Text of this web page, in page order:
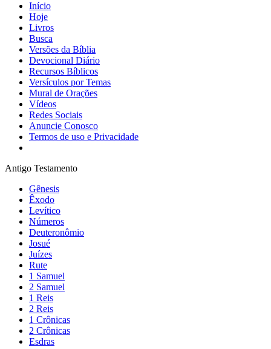
Início
Hoje
Livros
Busca
Versões da Bíblia
Devocional Diário
Recursos Bíblicos
Versículos por Temas
Mural de Orações
Vídeos
Redes Sociais
Anuncie Conosco
Termos de uso e Privacidade
Antigo Testamento
Gênesis
Êxodo
Levítico
Números
Deuteronômio
Josué
Juízes
Rute
1 Samuel
2 Samuel
1 Reis
2 Reis
1 Crônicas
2 Crônicas
Esdras